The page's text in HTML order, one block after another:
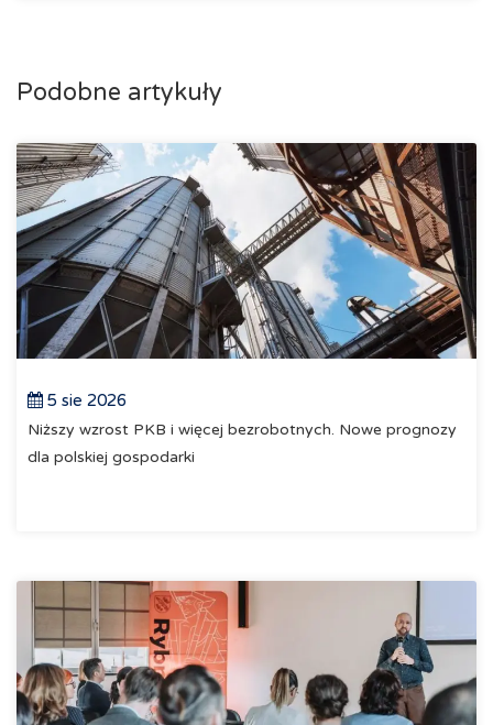
Podobne artykuły
5 sie 2026
Niższy wzrost PKB i więcej bezrobotnych. Nowe prognozy
dla polskiej gospodarki